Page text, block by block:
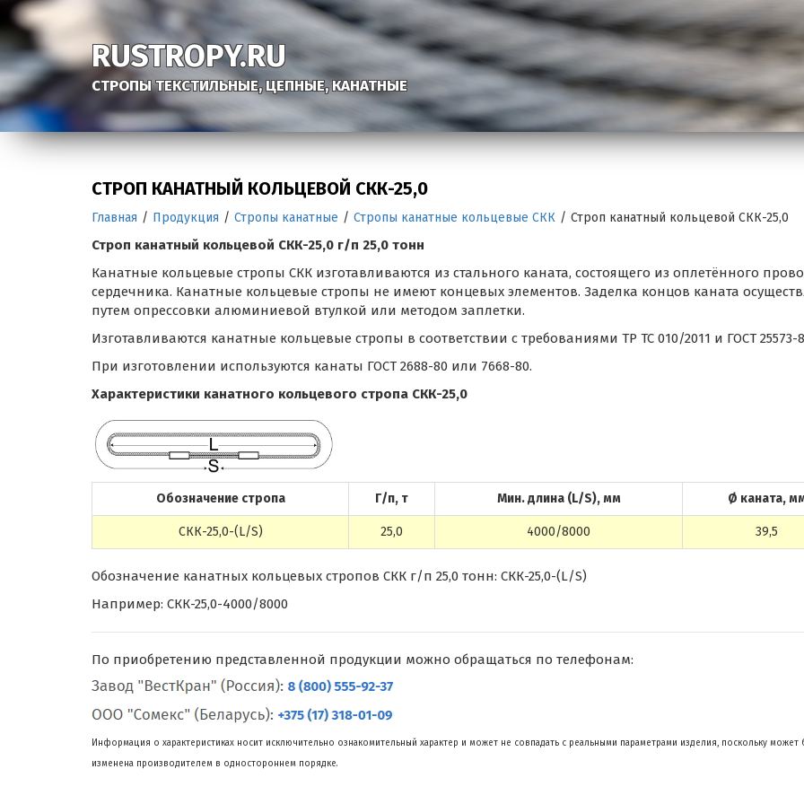
RUSTROPY.RU
СТРОПЫ ТЕКСТИЛЬНЫЕ, ЦЕПНЫЕ, КАНАТНЫЕ
СТРОП КАНАТНЫЙ КОЛЬЦЕВОЙ СКК-25,0
Главная / Продукция / Стропы канатные / Стропы канатные кольцевые СКК / Строп канатный кольцевой СКК-25,0
Строп канатный кольцевой СКК-25,0 г/п 25,0 тонн
Канатные кольцевые стропы СКК изготавливаются из стального каната, состоящего из оплетённого
сердечника. Канатные кольцевые стропы не имеют концевых элементов. Заделка концов каната
путем опрессовки алюминиевой втулкой или методом заплетки.
Изготавливаются канатные кольцевые стропы в соответствии с требованиями ТР ТС 010/2011 и ГОСТ 25573-
При изготовлении используются канаты ГОСТ 2688-80 или 7668-80.
Характеристики канатного кольцевого стропа СКК-25,0
Обозначение стропа Г/п, т Мин. длина (L/S), мм Ø каната,
СКК-25,0-(L/S) 25,0 4000/8000 39,5
Обозначение канатных кольцевых стропов СКК г/п 25,0 тонн: СКК-25,0-(L/S)
Например: СКК-25,0-4000/8000
По приобретению представленной продукции можно обращаться по телефонам:
Информация о характеристиках носит исключительно ознакомительный характер и может не совпадать с реальными параметрами изделия, поскольку может
изменена производителем в одностороннем порядке.